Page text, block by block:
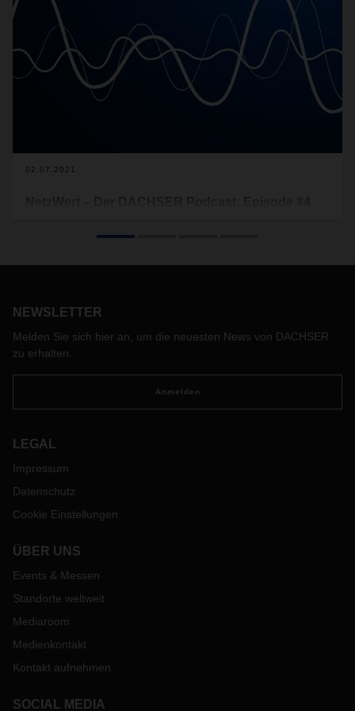
02.07.2021
einen Blick auf DACHSER Road Logistics.
NEWSLETTER
Melden Sie sich hier an, um die neuesten News von DACHSER
zu erhalten.
Anmelden
LEGAL
Impressum
Datenschutz
Cookie Einstellungen
ÜBER UNS
Events & Messen
Standorte weltweit
Mediaroom
Medienkontakt
Kontakt aufnehmen
SOCIAL MEDIA